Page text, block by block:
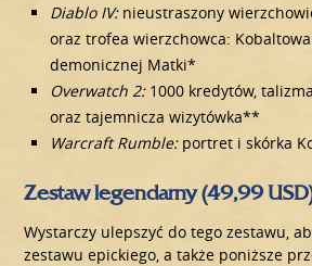
Diablo IV: nieustraszony
oraz trofea wierzchowca:
demonicznej Matki*
Overwatch 2:1000 kredytów,
oraz tajemnicza wizytówka**
Warcraft Rumble:portret i skórka
Zestaw legendarny (49,99
Wystarczy ulepszyć do tego zestawu,
zestawu epickiego, a także poniższe